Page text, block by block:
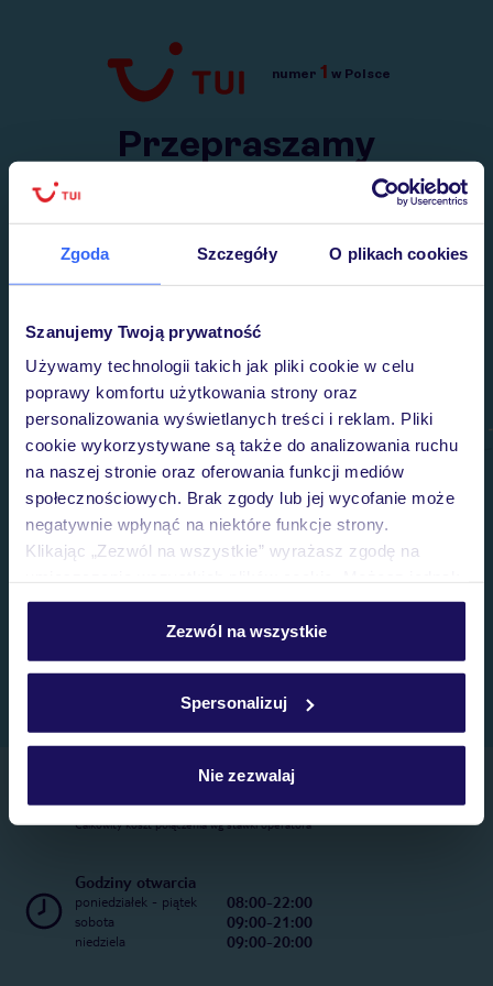
Zgoda Szczegóły O plikach cookies
Szanujemy Twoją prywatność
Używamy technologii takich jak pliki cookie w celu
poprawy komfortu użytkowania strony oraz
personalizowania wyświetlanych treści i reklam. Pliki
cookie wykorzystywane są także do analizowania ruchu
na naszej stronie oraz oferowania funkcji mediów
społecznościowych. Brak zgody lub jej wycofanie może
negatywnie wpłynąć na niektóre funkcje strony.
Klikając „Zezwól na wszystkie” wyrażasz zgodę na
personalizować swój wybór wchodząc w zakładkę
Szczegółowe informacje o plikach cookie znajdziesz
Zezwól na wszystkie
Spersonalizuj
Nie zezwalaj
Przejdź do TUI.pl
numer 1 w Polsce
Przepraszamy
Wysłaliśmy nasz serwis na krótkie wakacje.
Telefoniczne Centrum Rezerwacji
22 270 31 20
Całkowity koszt połączenia wg stawki operatora
Godziny otwarcia
poniedziałek - piątek 08:00-22:00
sobota 09:00-21:00
niedziela 09:00-20:00